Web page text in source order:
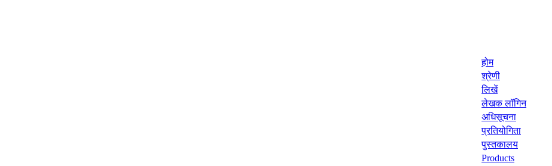
होम
श्रेणी
लिखें
लेखक लॉगिन
अधिसूचना
प्रतियोगिता
पुस्तकालय
Products